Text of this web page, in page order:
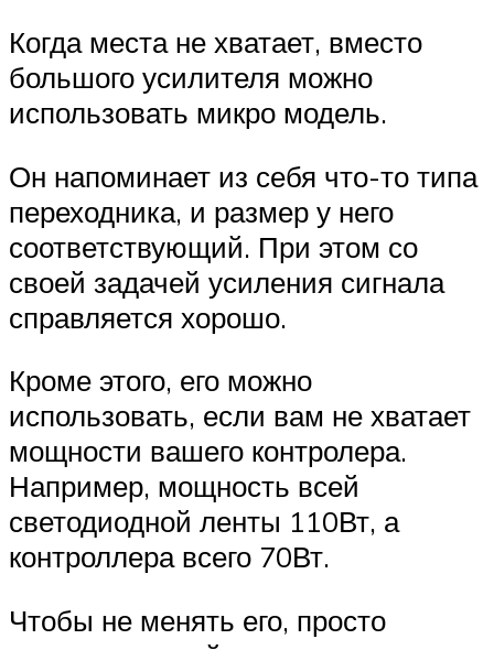
Когда места не хватает, вместо
большого усилителя можно
использовать микро модель.
Он напоминает из себя что-то типа
переходника, и размер у него
соответствующий. При этом со
своей задачей усиления сигнала
справляется хорошо.
Кроме этого, его можно
использовать, если вам не хватает
мощности вашего контролера.
Например, мощность всей
светодиодной ленты 110Вт, а
контроллера всего 70Вт.
Чтобы не менять его, просто